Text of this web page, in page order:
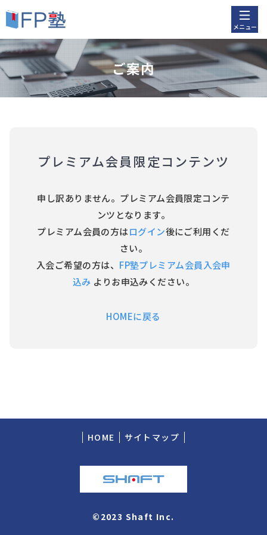
メニュー
ご案内
プレミアム会員限定コンテンツ
申し訳ありません。プレミアム会員限定コンテ
ンツとなります。
プレミアム会員の方はログイン後にご利用くだ
さい。
入会ご希望の方は、 FP塾プレミアム会員入会申
込み よりお申込みください。
HOMEに戻る
HOME サイトマップ
©2023 Shaft Inc.